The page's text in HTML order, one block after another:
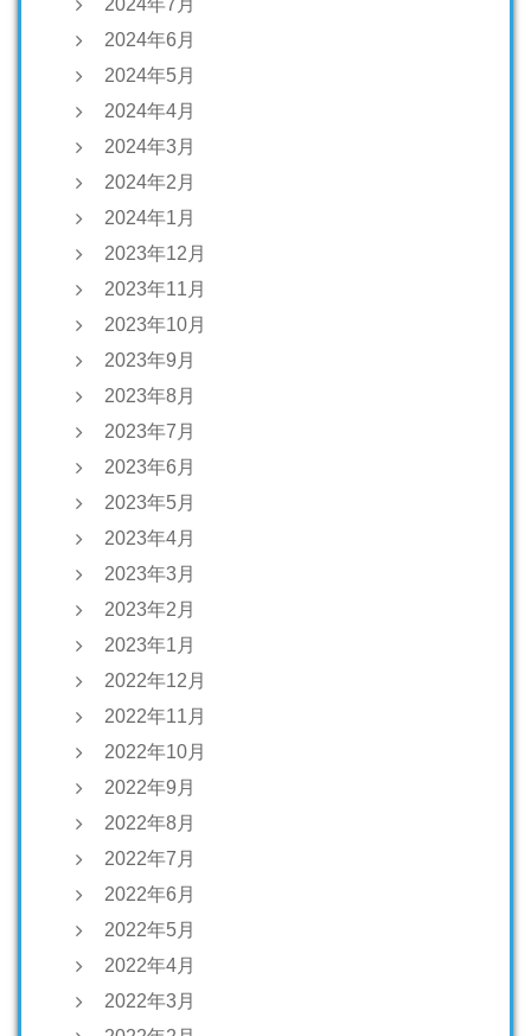
2024年6月
2024年5月
2024年4月
2024年3月
2024年2月
2024年1月
2023年12月
2023年11月
2023年10月
2023年9月
2023年8月
2023年7月
2023年6月
2023年5月
2023年4月
2023年3月
2023年2月
2023年1月
2022年12月
2022年11月
2022年10月
2022年9月
2022年8月
2022年7月
2022年6月
2022年5月
2022年4月
2022年3月